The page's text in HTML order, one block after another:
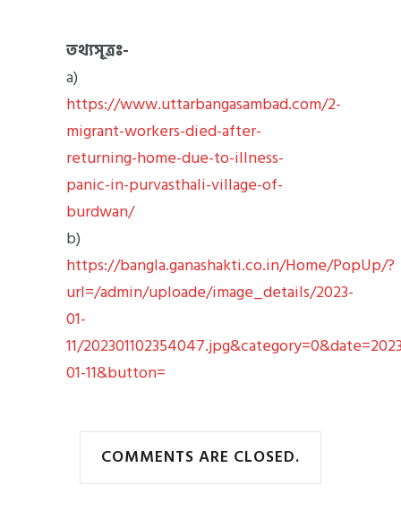
তথ্যসূত্রঃ-
a)
https://www.uttarbangasambad.com/2-
migrant-workers-died-after-
returning-home-due-to-illness-
panic-in-purvasthali-village-of-
burdwan/
b)
https://bangla.ganashakti.co.in/Home/PopUp/?
url=/admin/uploade/image_details/2023-
01-
11/
01-11&button=
COMMENTS ARE CLOSED.